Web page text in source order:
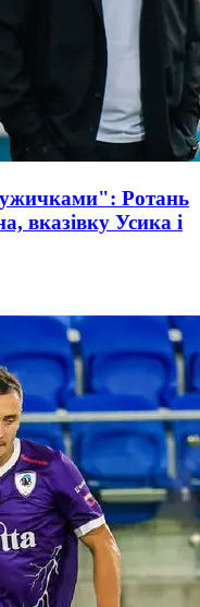
Ротань
вказівку Усика і